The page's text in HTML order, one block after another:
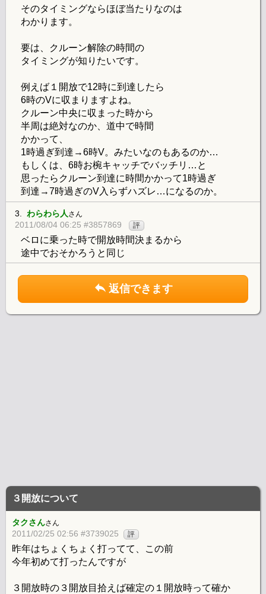
そのタイミングならほぼ当たりなのは
わかります。
要は、クルーン解除の時間の
タイミングが知りたいです。
例えば１開放で12時に到達したら
6時のVに収まりますよね。
クルーン中央に収まった時から
半周は絶対なのか、道中で時間
かかって、
1時過ぎ到達→6時V。みたいなのもあるのか…
もしくは、6時お椀キャッチでバッチリ…と
思ったらクルーン到達に時間かかって1時過ぎ
到達→7時過ぎのV入らずハズレ…になるのか。
3. わらわら人 さん
2011/08/04 06:25 #3857869 評
ベロに乗った時で開放時間決まるから
途中でおそかろうと同じ
返信できます
３開放について
タクさんさん
2011/02/25 02:56 #3739025 評
昨年はちょくちょく打ってて、この前
今年初めて打ったんですが
３開放時の３開放目拾えば確定の１開放時って確か